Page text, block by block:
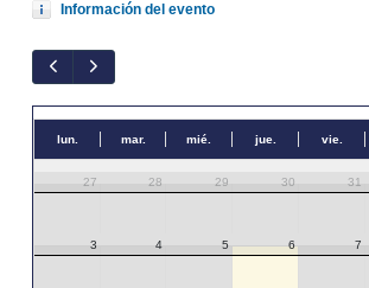
Información del evento
lun. mar. mié. jue. vie.
27 28 29 30 31
3 4 5 6 7